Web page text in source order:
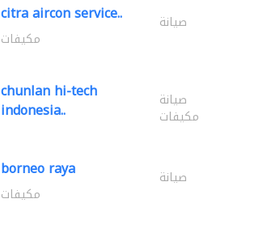
citra aircon service.. صيانة
مكيفات
chunlan hi-tech
indonesia.. صيانة
مكيفات
borneo raya صيانة
مكيفات